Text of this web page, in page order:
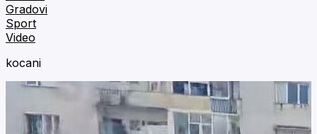
Gradovi
Sport
Video
kocani